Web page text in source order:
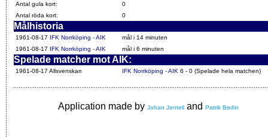
Antal gula kort:
0
Antal röda kort:
0
Målhistoria
1961-08-17 IFK Norrköping - AIK
mål i 14 minuten
1961-08-17 IFK Norrköping - AIK mål i 6 minuten
Spelade matcher mot AIK:
1961-08-17 Allsvenskan IFK Norrköping - AIK 6 - 0 (Spelade hela matchen)
Application made by Johan Jentell and Patrik Bodin